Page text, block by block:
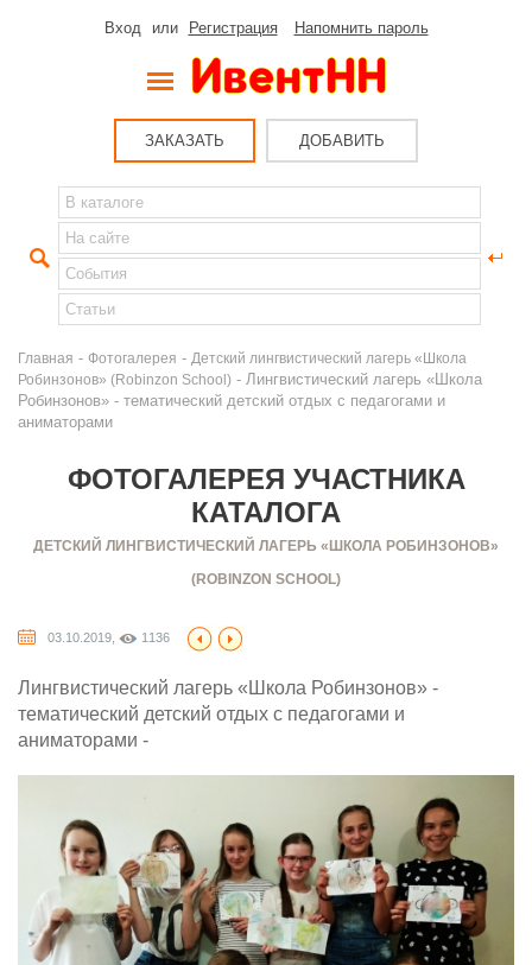
Вход или Регистрация Напомнить пароль
ЗАКАЗАТЬ ДОБАВИТЬ
Главная - Фотогалерея - Детский лингвистический лагерь «Школа
Робинзонов» (Robinzon School) - Лингвистический лагерь «Школа
Робинзонов» - тематический детский отдых с педагогами и
аниматорами
ФОТОГАЛЕРЕЯ УЧАСТНИКА
КАТАЛОГА
ДЕТСКИЙ ЛИНГВИСТИЧЕСКИЙ ЛАГЕРЬ «ШКОЛА РОБИНЗОНОВ»
(ROBINZON SCHOOL)
03.10.2019, 1136
Лингвистический лагерь «Школа Робинзонов» -
тематический детский отдых с педагогами и
аниматорами -